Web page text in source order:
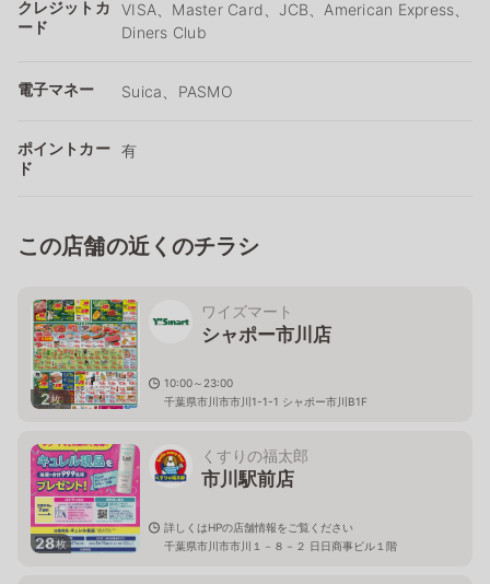
クレジットカ
ード
VISA、Master Card、JCB、American Express、
Diners Club
電子マネー Suica、PASMO
ポイントカー
ド
有
この店舗の近くのチラシ
2枚
ワイズマート
シャポー市川店
10:00～23:00
千葉県市川市市川1-1-1 シャポー市川B1F
28枚
くすりの福太郎
市川駅前店
詳しくはHPの店舗情報をご覧ください
千葉県市川市市川１－８－２ 日日商事ビル１階